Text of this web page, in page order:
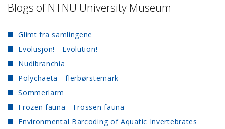
Blogs of NTNU University Museum
Glimt fra samlingene
Evolusjon! - Evolution!
Nudibranchia
Polychaeta - flerbørstemark
Sommerlarm
Frozen fauna - Frossen fauna
Environmental Barcoding of Aquatic Invertebrates